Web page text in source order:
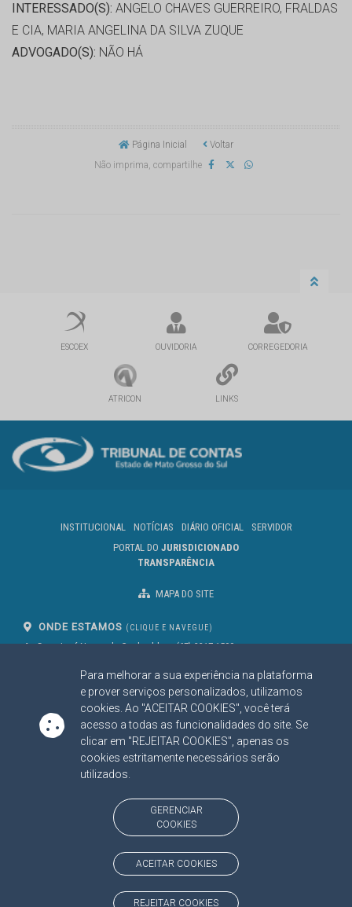
Para melhorar a sua experiência na plataforma
e prover serviços personalizados, utilizamos
cookies. Ao "ACEITAR COOKIES", você terá
acesso a todas as funcionalidades do site. Se
clicar em "REJEITAR COOKIES", apenas os
cookies estritamente necessários serão
utilizados.
GERENCIAR
COOKIES
ACEITAR COOKIES
REJEITAR COOKIES
INTERESSADO(S): ANGELO CHAVES GUERREIRO, FRALDAS
E CIA, MARIA ANGELINA DA SILVA ZUQUE
ADVOGADO(S): NÃO HÁ
Página Inicial
Voltar
Não imprima, compartilhe
ESCOEX OUVIDORIA CORREGEDORIA
ATRICON LINKS
INSTITUCIONAL NOTÍCIAS DIÁRIO OFICIAL
SERVIDOR
PORTAL DO JURISDICIONADO
TRANSPARÊNCIA
MAPA DO SITE
ONDE ESTAMOS (CLIQUE E NAVEGUE)
Av. Des. José Nunes da Cunha, bloco
Campo Grande/MS
CEP: 79031-310
(67) 3317-1500
SIGA NOSSAS REDES SOCIAIS
Linked InYoutube
Facebook
X
BAIXE NOSSO APLICATIVO
https://www.tce.ms.gov.br